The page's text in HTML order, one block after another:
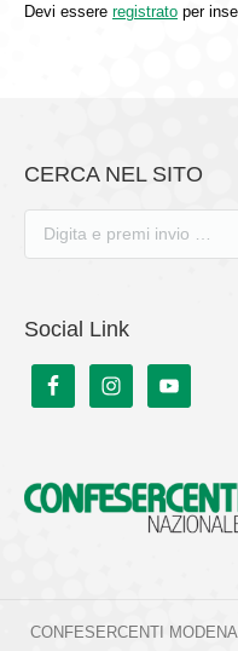
Devi essere registrato per
CERCA NEL SITO
Social Link
CONFESERCENTI